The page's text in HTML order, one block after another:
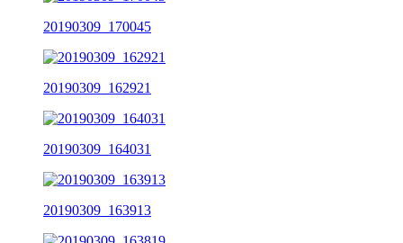
20190309_170045
20190309_162921
20190309_164031
20190309_163913